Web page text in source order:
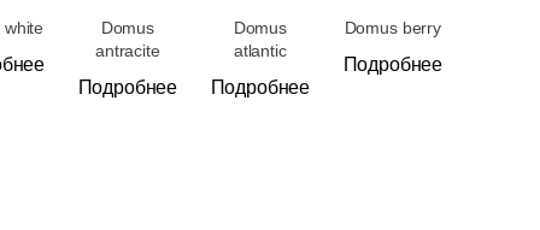
white
Domus
antracite
Подробнее
Domus
atlantic
Подробнее
Domus berry
Подробнее